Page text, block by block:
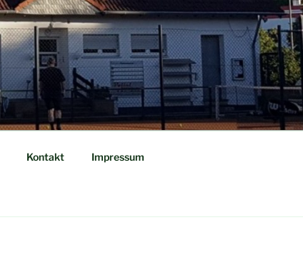
Kontakt Impressum